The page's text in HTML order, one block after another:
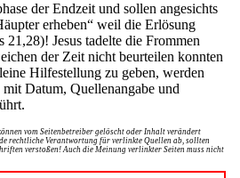
der Endzeit und sollen angesichts
erheben“ weil die Erlösung
Jesus tadelte die Frommen
der Zeit nicht beurteilen konnten
Hilfestellung zu geben, werden
Datum, Quellenangabe und
vom Seitenbetreiber gelöscht oder Inhalt verändert
rechtliche Verantwortung für verlinkte Quellen ab, sollten
verstoßen! Auch die Meinung verlinkter Seiten muss nicht